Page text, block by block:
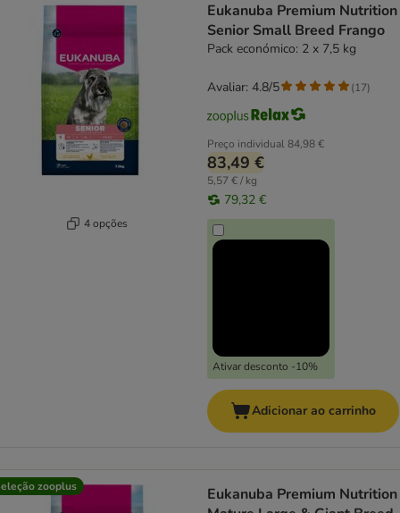
4 opções
Eukanuba Premium Nutrition
Senior Small Breed Frango
Pack económico: 2 x 7,5 kg
Preço individual84,98 €
83,49 €
5,57 € / kg
79,32 €
Ativar desconto -10%
Avaliar: 4.8/5 (17)
Adicionar ao carrinho
zooplus
Eukanuba Premium Nutrition